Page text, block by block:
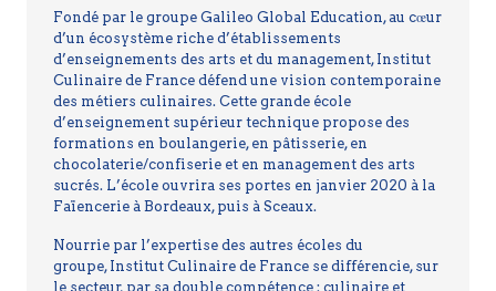
Fondé par le groupe Galileo Global Education, au cœur
d’un écosystème riche d’établissements
d’enseignements des arts et du management, Institut
Culinaire de France défend une vision contemporaine
des métiers culinaires. Cette grande école
d’enseignement supérieur technique propose des
formations en boulangerie, en pâtisserie, en
chocolaterie/confiserie et en management des arts
sucrés. L’école ouvrira ses portes en janvier 2020 à la
Faïencerie à Bordeaux, puis à Sceaux.
Nourrie par l’expertise des autres écoles du
groupe, Institut Culinaire de France se différencie, sur
le secteur, par sa double compétence : culinaire et